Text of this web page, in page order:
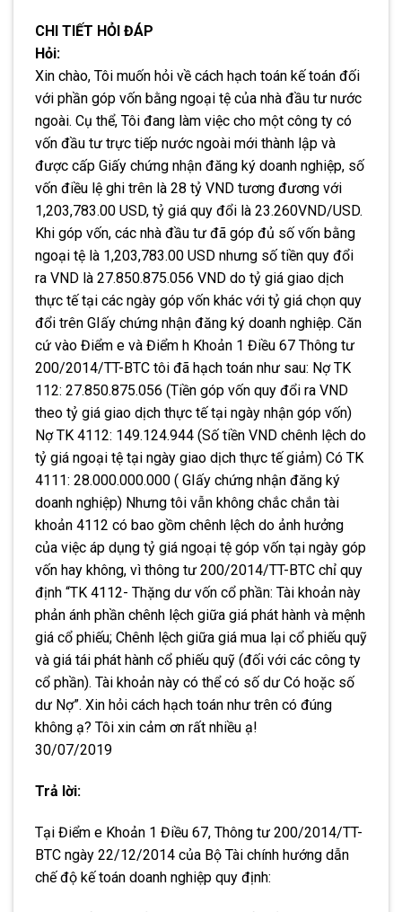
CHI TIẾT HỎI ĐÁP
Hỏi:
Xin chào, Tôi muốn hỏi về cách hạch toán kế toán đối
với phần góp vốn bằng ngoại tệ của nhà đầu tư nước
ngoài. Cụ thể, Tôi đang làm việc cho một công ty có
vốn đầu tư trực tiếp nước ngoài mới thành lập và
được cấp Giấy chứng nhận đăng ký doanh nghiệp, số
vốn điều lệ ghi trên là 28 tỷ VND tương đương với
1,203,783.00 USD, tỷ giá quy đổi là 23.260VND/USD.
Khi góp vốn, các nhà đầu tư đã góp đủ số vốn bằng
ngoại tệ là 1,203,783.00 USD nhưng số tiền quy đổi
ra VND là 27.850.875.056 VND do tỷ giá giao dịch
thực tế tại các ngày góp vốn khác với tỷ giá chọn quy
đổi trên GIấy chứng nhận đăng ký doanh nghiệp. Căn
cứ vào Điểm e và Điểm h Khoản 1 Điều 67 Thông tư
200/2014/TT-BTC tôi đã hạch toán như sau: Nợ TK
112: 27.850.875.056 (Tiền góp vốn quy đổi ra VND
theo tỷ giá giao dịch thực tế tại ngày nhận góp vốn)
Nợ TK 4112: 149.124.944 (Số tiền VND chênh lệch do
tỷ giá ngoại tệ tại ngày giao dịch thực tế giảm) Có TK
4111: 28.000.000.000 ( GIấy chứng nhận đăng ký
doanh nghiệp) Nhưng tôi vẫn không chắc chắn tài
khoản 4112 có bao gồm chênh lệch do ảnh hưởng
của việc áp dụng tỷ giá ngoại tệ góp vốn tại ngày góp
vốn hay không, vì thông tư 200/2014/TT-BTC chỉ quy
định “TK 4112- Thặng dư vốn cổ phần: Tài khoản này
phản ánh phần chênh lệch giữa giá phát hành và mệnh
giá cổ phiếu; Chênh lệch giữa giá mua lại cổ phiếu quỹ
và giá tái phát hành cổ phiếu quỹ (đối với các công ty
cổ phần). Tài khoản này có thể có số dư Có hoặc số
dư Nợ”. Xin hỏi cách hạch toán như trên có đúng
không ạ? Tôi xin cảm ơn rất nhiều ạ!
30/07/2019
Trả lời:
Tại Điểm e Khoản 1 Điều 67, Thông tư 200/2014/TT-
BTC ngày 22/12/2014 của Bộ Tài chính hướng dẫn
chế độ kế toán doanh nghiệp quy định: